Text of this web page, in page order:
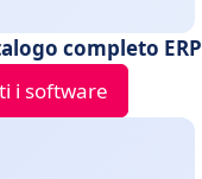
completo ERP
i software